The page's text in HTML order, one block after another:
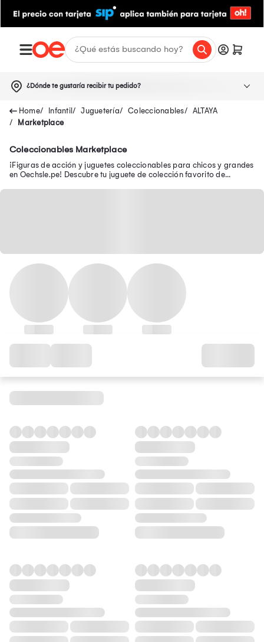
¿Dónde te gustaría recibir tu pedido?
Infantil Juguetería Coleccionables
ALTAYA
Marketplace
Coleccionables Marketplace
¡Figuras de acción y juguetes coleccionables para chicos y grandes
en Oechsle.pe! Descubre tu juguete de colección favorito de